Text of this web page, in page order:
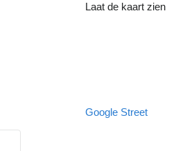
Laat de kaart zien
Google Street